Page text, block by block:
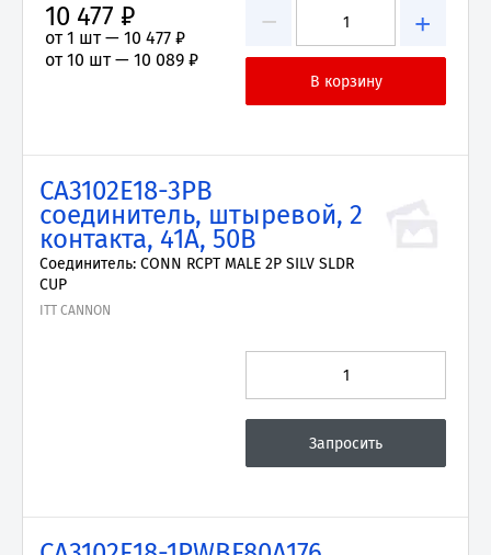
− +
10 477 ₽
от 1 шт — 10 477 ₽
от 10 шт — 10 089 ₽
CA3102E18-3PB
соединитель, штыревой, 2
контакта, 41А, 50В
Соединитель: CONN RCPT MALE 2P SILV SLDR
CUP
ITT CANNON